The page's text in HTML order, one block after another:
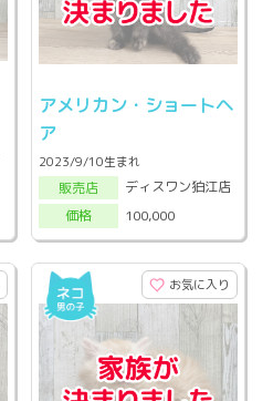
アメリカン・ショートヘ
ア
2023/9/10生まれ
販売店
ディスワン狛江店
価格
100,000
お気に入り